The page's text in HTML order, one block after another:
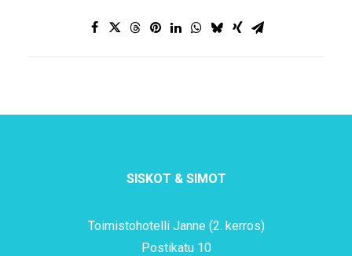
SISKOT & SIMOT
Toimistohotelli Janne (2. kerros)
Postikatu 10